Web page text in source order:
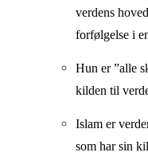
verdens
forfølgelse i
Hun er ”alle
kilden til
Islam er
som har sin